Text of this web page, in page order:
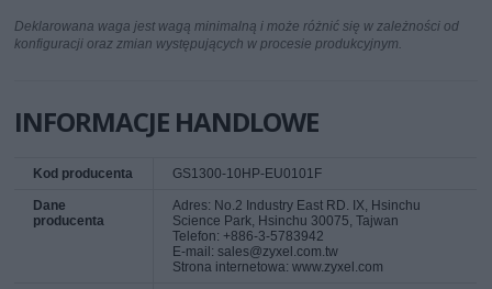
Deklarowana waga jest wagą minimalną i może różnić się w zależności od
konfiguracji oraz zmian występujących w procesie produkcyjnym.
INFORMACJE HANDLOWE
Kod producenta GS1300-10HP-EU0101F
Dane
producenta
Adres: No.2 Industry East RD. IX, Hsinchu
Science Park, Hsinchu 30075, Tajwan
Telefon: +886-3-5783942
E-mail: sales@zyxel.com.tw
Strona internetowa: www.zyxel.com